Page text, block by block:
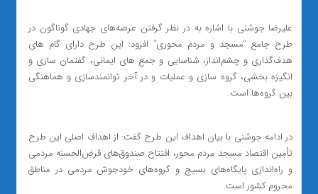
علیرضا جوشنی با اشاره به در نظر گرفتن عرصه‌های جهادی گوناگون در
طرح جامع “مسجد و مردم محوری” افزود: این طرح دارای گام های
هدف‌گذاری و چشم‌انداز، شناسایی و جمع‌ های ایمانی، گفتمان سازی و
انگیزه بخشی، گروه سازی و عملیات و در آخر توانمندسازی و هماهنگی
بین گروه‌ها است.
در ادامه جوشنی با بیان اهداف این طرح گفت: از اهداف اصلی این طرح
تأمین اقتصاد مسجد مردم محور، افتتاح صندوق‌های قرض‌الحسنه مردمی
و راه‌اندازی پایگاه‌های بسیج و گروه‌های خودجوش مردمی در مناطق
محروم کشور است.